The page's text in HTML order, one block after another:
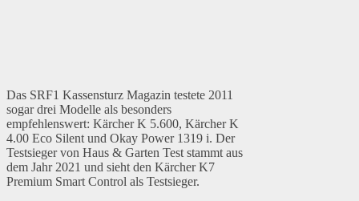
Das SRF1 Kassensturz Magazin testete 2011
sogar drei Modelle als besonders
empfehlenswert: Kärcher K 5.600, Kärcher K
4.00 Eco Silent und Okay Power 1319 i. Der
Testsieger von Haus & Garten Test stammt aus
dem Jahr 2021 und sieht den Kärcher K7
Premium Smart Control als Testsieger.